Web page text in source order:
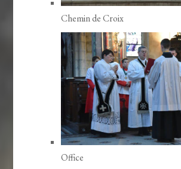
Chemin de Croix
Office